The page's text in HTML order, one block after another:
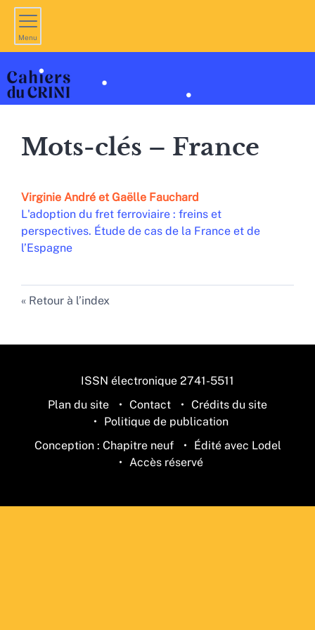
Menu
Mots-clés – France
Virginie André et Gaëlle Fauchard
L'adoption du fret ferroviaire : freins et
perspectives. Étude de cas de la France et de
l’Espagne
Retour à l’index
ISSN électronique 2741-5511
Plan du site
Contact
Crédits du site
Politique de publication
Conception : Chapitre neuf
Édité avec Lodel
Accès réservé